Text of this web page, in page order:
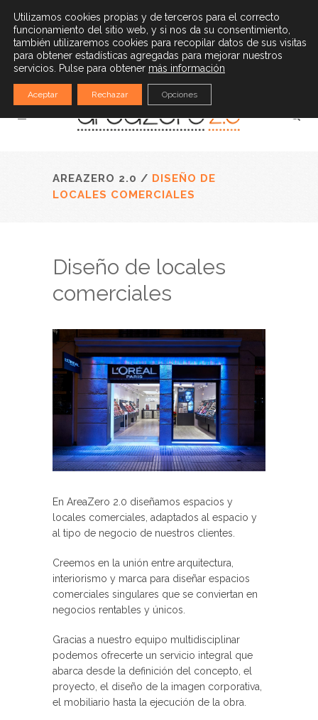
(34) 932 528 779 | info@areazero20.com
Español
AREAZERO 2.0 / DISEÑO DE
LOCALES COMERCIALES
Diseño de locales
comerciales
En AreaZero 2.0 diseñamos espacios y
locales comerciales, adaptados al espacio y
al tipo de negocio de nuestros clientes.
Creemos en la unión entre arquitectura,
interiorismo y marca para diseñar espacios
comerciales singulares que se conviertan en
negocios rentables y únicos.
Gracias a nuestro equipo multidisciplinar
podemos ofrecerte un servicio integral que
abarca desde la definición del concepto, el
proyecto, el diseño de la imagen corporativa,
el mobiliario hasta la ejecución de la obra.
Utilizamos cookies propias y de terceros para el correcto
funcionamiento del sitio web, y si nos da su consentimiento,
también utilizaremos cookies para recopilar datos de sus visitas
para obtener estadísticas agregadas para mejorar nuestros
servicios. Pulse para obtener más información
Aceptar Rechazar Opciones